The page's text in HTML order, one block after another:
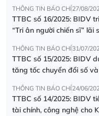
THÔNG TIN BÁO CHÍ27/08/
TTBC số 16/2025: BIDV
“Tri
THÔNG TIN BÁO CHÍ31/07/
TTBC số 15/2025: BIDV
tăng tốc chuyển đổi số
THÔNG TIN BÁO CHÍ24/06/
TTBC số 14/2025: BIDV
tài chính, công nghệ cho